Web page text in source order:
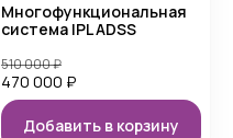
Многофункциональная
система IPL ADSS
470 000 ₽
510 000₽
Добавить в корзину